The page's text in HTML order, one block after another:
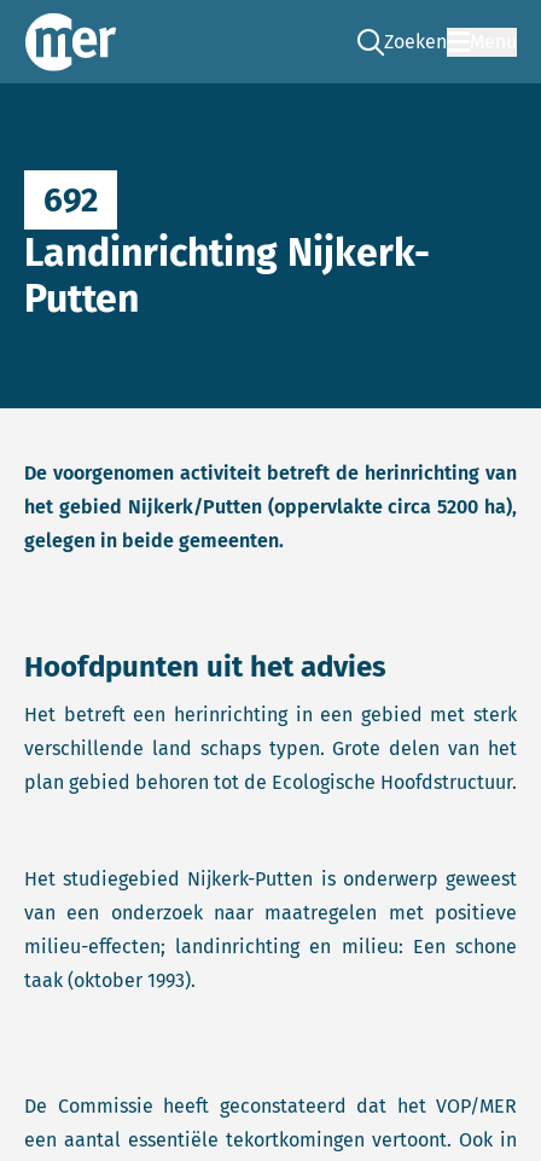
Commissie mer
Zoeken
Ga naar de zoek
692
Landinrichting Nijkerk-
Putten
De voorgenomen activiteit betreft de herinrichting van
het gebied Nijkerk/Putten (oppervlakte circa 5200 ha),
gelegen in beide gemeenten.
Hoofdpunten uit het advies
Het betreft een herinrichting in een gebied met sterk
verschillende land schaps typen. Grote delen van het
plan gebied behoren tot de Ecologische Hoofdstructuur.
Het studiegebied Nijkerk-Putten is onderwerp geweest
van een onderzoek naar maatregelen met positieve
milieu-effecten; landinrichting en milieu: Een schone
taak (oktober 1993).
De Commissie heeft geconstateerd dat het VOP/MER
een aantal essentiële tekortkomingen vertoont. Ook in